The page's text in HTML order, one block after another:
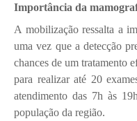
Importância da
A mobilização ressalta a
uma vez que a detecção
chances de um tratamento
para realizar até 20
atendimento das 7h às
população da região.